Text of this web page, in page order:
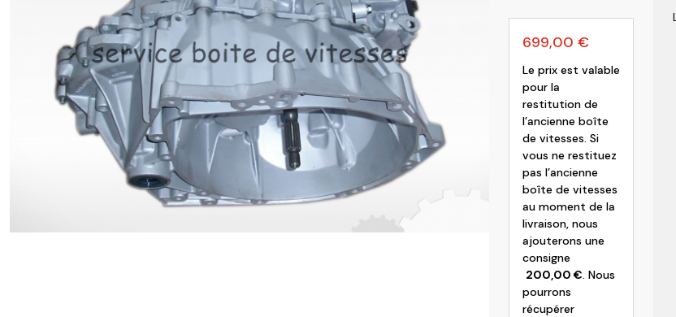
Renault Suzuki Toyota Volvo
699,00 €
Le prix est valable
pour la
restitution de
l’ancienne boîte
de vitesses. Si
vous ne restituez
pas l’ancienne
boîte de vitesses
au moment de la
livraison, nous
ajouterons une
consigne
200,00 €. Nous
pourrons
récupérer